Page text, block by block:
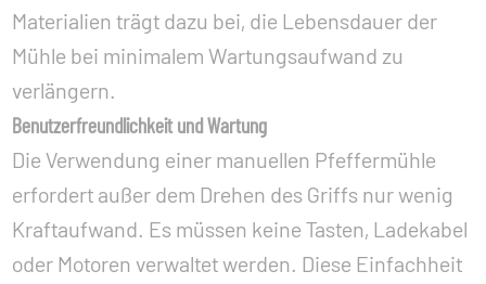
Materialien trägt dazu bei, die Lebensdauer der
Mühle bei minimalem Wartungsaufwand zu
verlängern.
Benutzerfreundlichkeit und Wartung
Die Verwendung einer manuellen Pfeffermühle
erfordert außer dem Drehen des Griffs nur wenig
Kraftaufwand. Es müssen keine Tasten, Ladekabel
oder Motoren verwaltet werden. Diese Einfachheit